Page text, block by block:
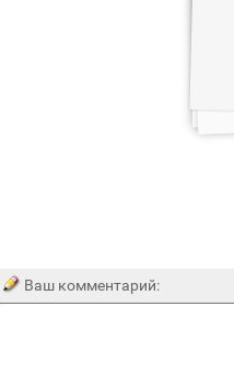
Ваш комментарий: